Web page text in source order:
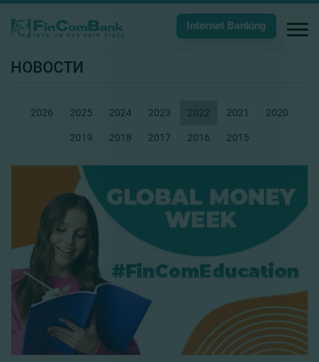
Internet Banking
НОВОСТИ
2026 2025 2024 2023 2022 2021 2020
2019 2018 2017 2016 2015